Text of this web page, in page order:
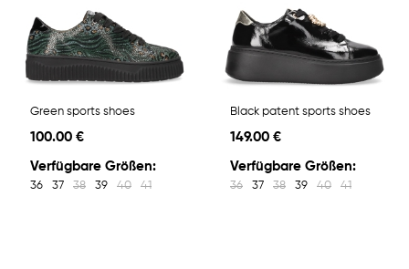
Green sports shoes
100.00 €
Verfügbare Größen:
36 37 38 39 40 41
Black patent sports shoes
149.00 €
Verfügbare Größen:
36 37 38 39 40 41